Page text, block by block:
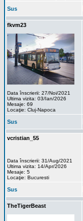
Sus
fkvm23
Data înscrierii: 27/Noi/2021
Ultima vizita: 03/Ian/2026
Mesaje: 69
Locaţie: Cluj-Napoca
Sus
vcristian_55
Data înscrierii: 31/Aug/2021
Ultima vizita: 14/Apr/2026
Mesaje: 5
Locaţie: Bucuresti
Sus
TheTigerBeast